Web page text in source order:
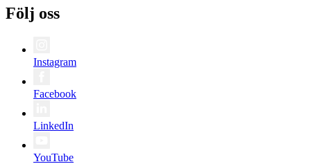
Följ oss
Instagram
Facebook
LinkedIn
YouTube